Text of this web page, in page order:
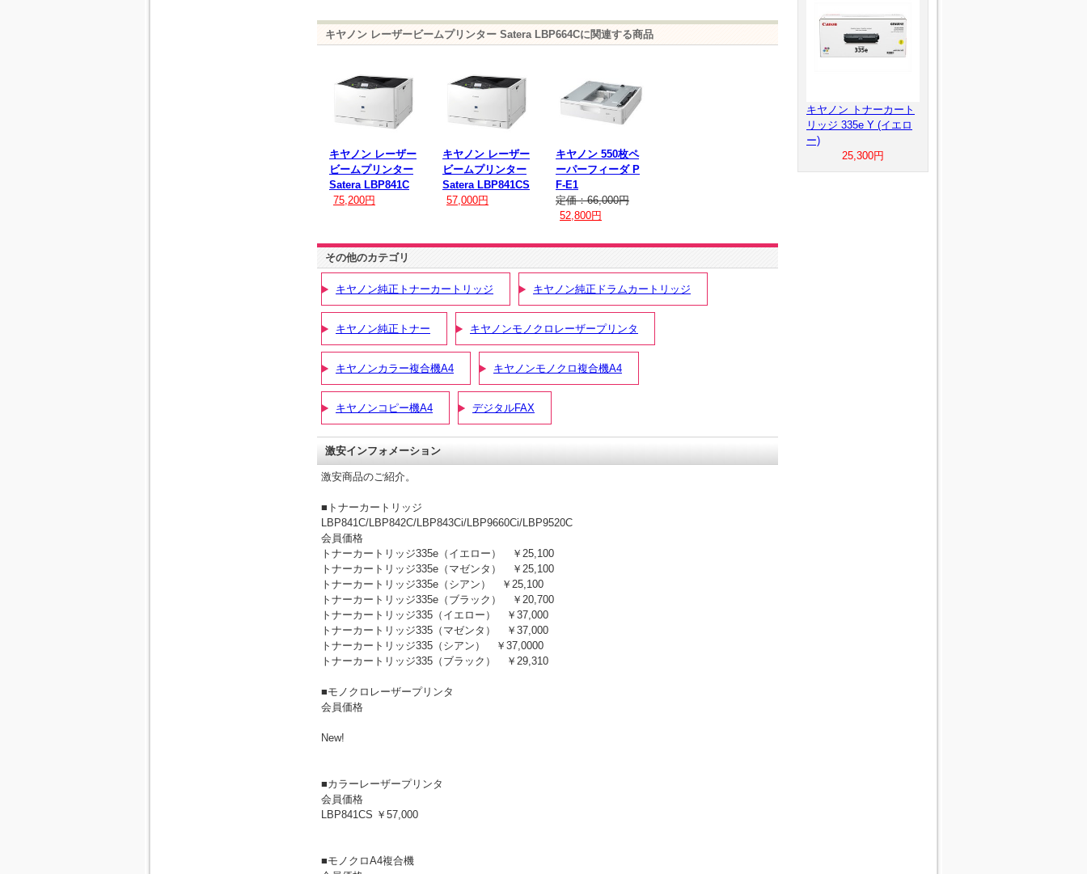
キヤノン レーザービームプリンター Satera LBP664Cに関連する商品
キヤノン レーザー
ビームプリンター
Satera LBP841C
75,200円
キヤノン レーザー
ビームプリンター
Satera LBP841CS
57,000円
キヤノン 550枚ペ
ーパーフィーダ P
F-E1
定価：66,000円
52,800円
その他のカテゴリ
キヤノン純正トナーカートリッジ キヤノン純正ドラムカートリッジ
キヤノン純正トナー キヤノンモノクロレーザープリンタ
キヤノンカラー複合機A4 キヤノンモノクロ複合機A4
キヤノンコピー機A4 デジタルFAX
激安インフォメーション
激安商品のご紹介。
■トナーカートリッジ
LBP841C/LBP842C/LBP843Ci/LBP9660Ci/LBP9520C
会員価格
トナーカートリッジ335e（イエロー） ￥25,100
トナーカートリッジ335e（マゼンタ） ￥25,100
トナーカートリッジ335e（シアン） ￥25,100
トナーカートリッジ335e（ブラック） ￥20,700
トナーカートリッジ335（イエロー） ￥37,000
トナーカートリッジ335（マゼンタ） ￥37,000
トナーカートリッジ335（シアン） ￥37,0000
トナーカートリッジ335（ブラック） ￥29,310
■モノクロレーザープリンタ
会員価格
New!
■カラーレーザープリンタ
会員価格
LBP841CS ￥57,000
■モノクロA4複合機
キヤノン トナーカート
リッジ 335e Y (イエロ
ー)
25,300円